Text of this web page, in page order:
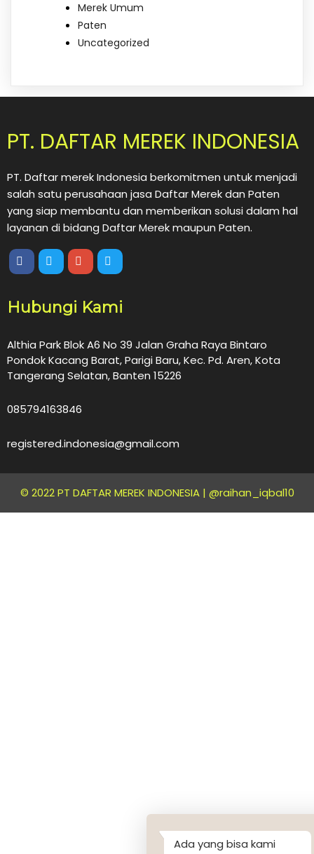
Merek Umum
Paten
Uncategorized
PT. DAFTAR MEREK INDONESIA
PT. Daftar merek Indonesia berkomitmen untuk menjadi
salah satu perusahaan jasa Daftar Merek dan Paten
yang siap membantu dan memberikan solusi dalam hal
layanan di bidang Daftar Merek maupun Paten.
Hubungi Kami
Althia Park Blok A6 No 39 Jalan Graha Raya Bintaro
Pondok Kacang Barat, Parigi Baru, Kec. Pd. Aren, Kota
Tangerang Selatan, Banten 15226
085794163846
registered.indonesia@gmail.com
© 2022 PT DAFTAR MEREK INDONESIA | @raihan_iqbal10
Ada yang bisa kami